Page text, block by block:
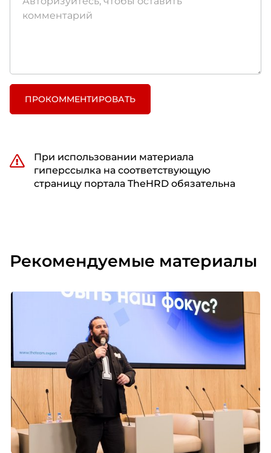
ПРОКОММЕНТИРОВАТЬ
При использовании материала
гиперссылка на соответствующую
страницу портала TheHRD обязательна
Рекомендуемые материалы